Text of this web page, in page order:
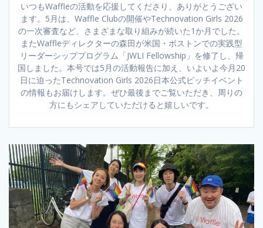
いつもWaffleの活動を応援してくださり、ありがとうござい
ます。5月は、Waffle Clubの開催やTechnovation Girls 2026
の一次審査など、さまざまな取り組みが続いた1か月でした。
またWaffleディレクターの森田が米国・ボストンでの実践型
リーダーシッププログラム「JWLI Fellowship」を修了し、帰
国しました。本号では5月の活動報告に加え、いよいよ今月20
日に迫ったTechnovation Girls 2026日本公式ピッチイベント
の情報もお届けします。ぜひ最後までご覧いただき、周りの
方にもシェアしていただけると嬉しいです。